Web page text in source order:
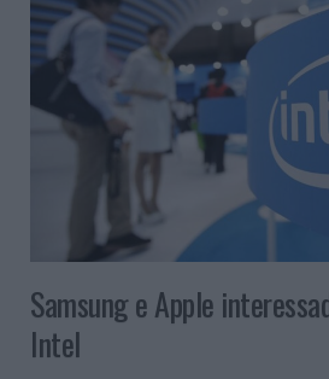
Samsung e Apple
Intel